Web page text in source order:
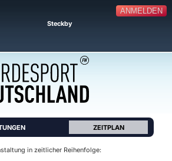
ANMELDEN
Steckby
ZEITPLAN
in zeitlicher Reihenfolge: